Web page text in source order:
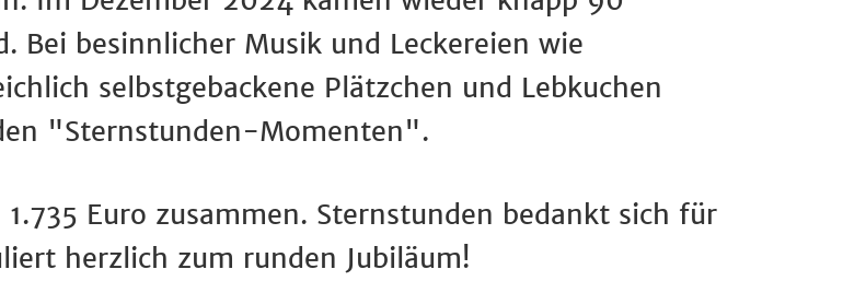
Bei besinnlicher Musik und Leckereien wie
selbstgebackene Plätzchen und Lebkuchen
"Sternstunden-Momenten".
Euro zusammen. Sternstunden bedankt sich für
herzlich zum runden Jubiläum!